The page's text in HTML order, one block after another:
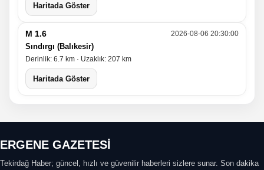
Haritada Göster
M 1.6 2026-08-06 20:30:00
Sındırgı (Balıkesir)
Derinlik: 6.7 km · Uzaklık: 207 km
Haritada Göster
ERGENE GAZETESİ
Tekirdağ Haber; güncel, hızlı ve güvenilir haberleri sizlere sunar. Son dakika